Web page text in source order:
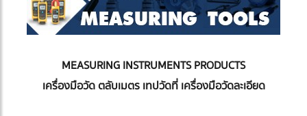
MEASURING INSTRUMENTS PRODUCTS
เครื่องมือวัด ตลับเมตร เทปวัดที่ เครื่องมือวัดละเอียด